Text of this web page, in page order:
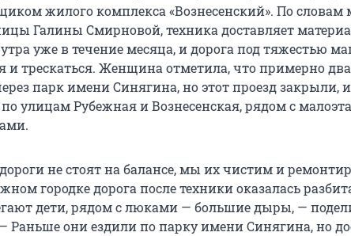
жилого комплекса «Вознесенский». По словам
Галины Смирновой, техника доставляет
уже в течение месяца, и дорога под тяжестью
и трескаться. Женщина отметила, что примерно два
парк имени Синягина, но этот проезд
улицам Рубежная и Вознесенская, рядом с
не стоят на балансе, мы их чистим и
городке дорога после техники оказалась
дети, рядом с люками — большие дыры, —
Раньше они ездили по парку имени Синягина, но